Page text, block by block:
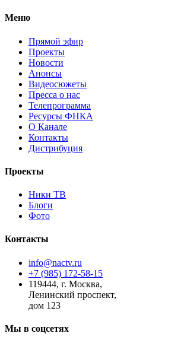
Меню
Прямой эфир
Проекты
Новости
Анонсы
Видеосюжеты
Пресса о нас
Телепрограмма
Ресурсы ФНКА
О Канале
Контакты
Дистрибуция
Проекты
Ники ТВ
Блоги
Фото
Контакты
info@nactv.ru
+7 (985) 172-58-15
119444, г. Москва,
Ленинский проспект,
дом 123
Мы в соцсетях